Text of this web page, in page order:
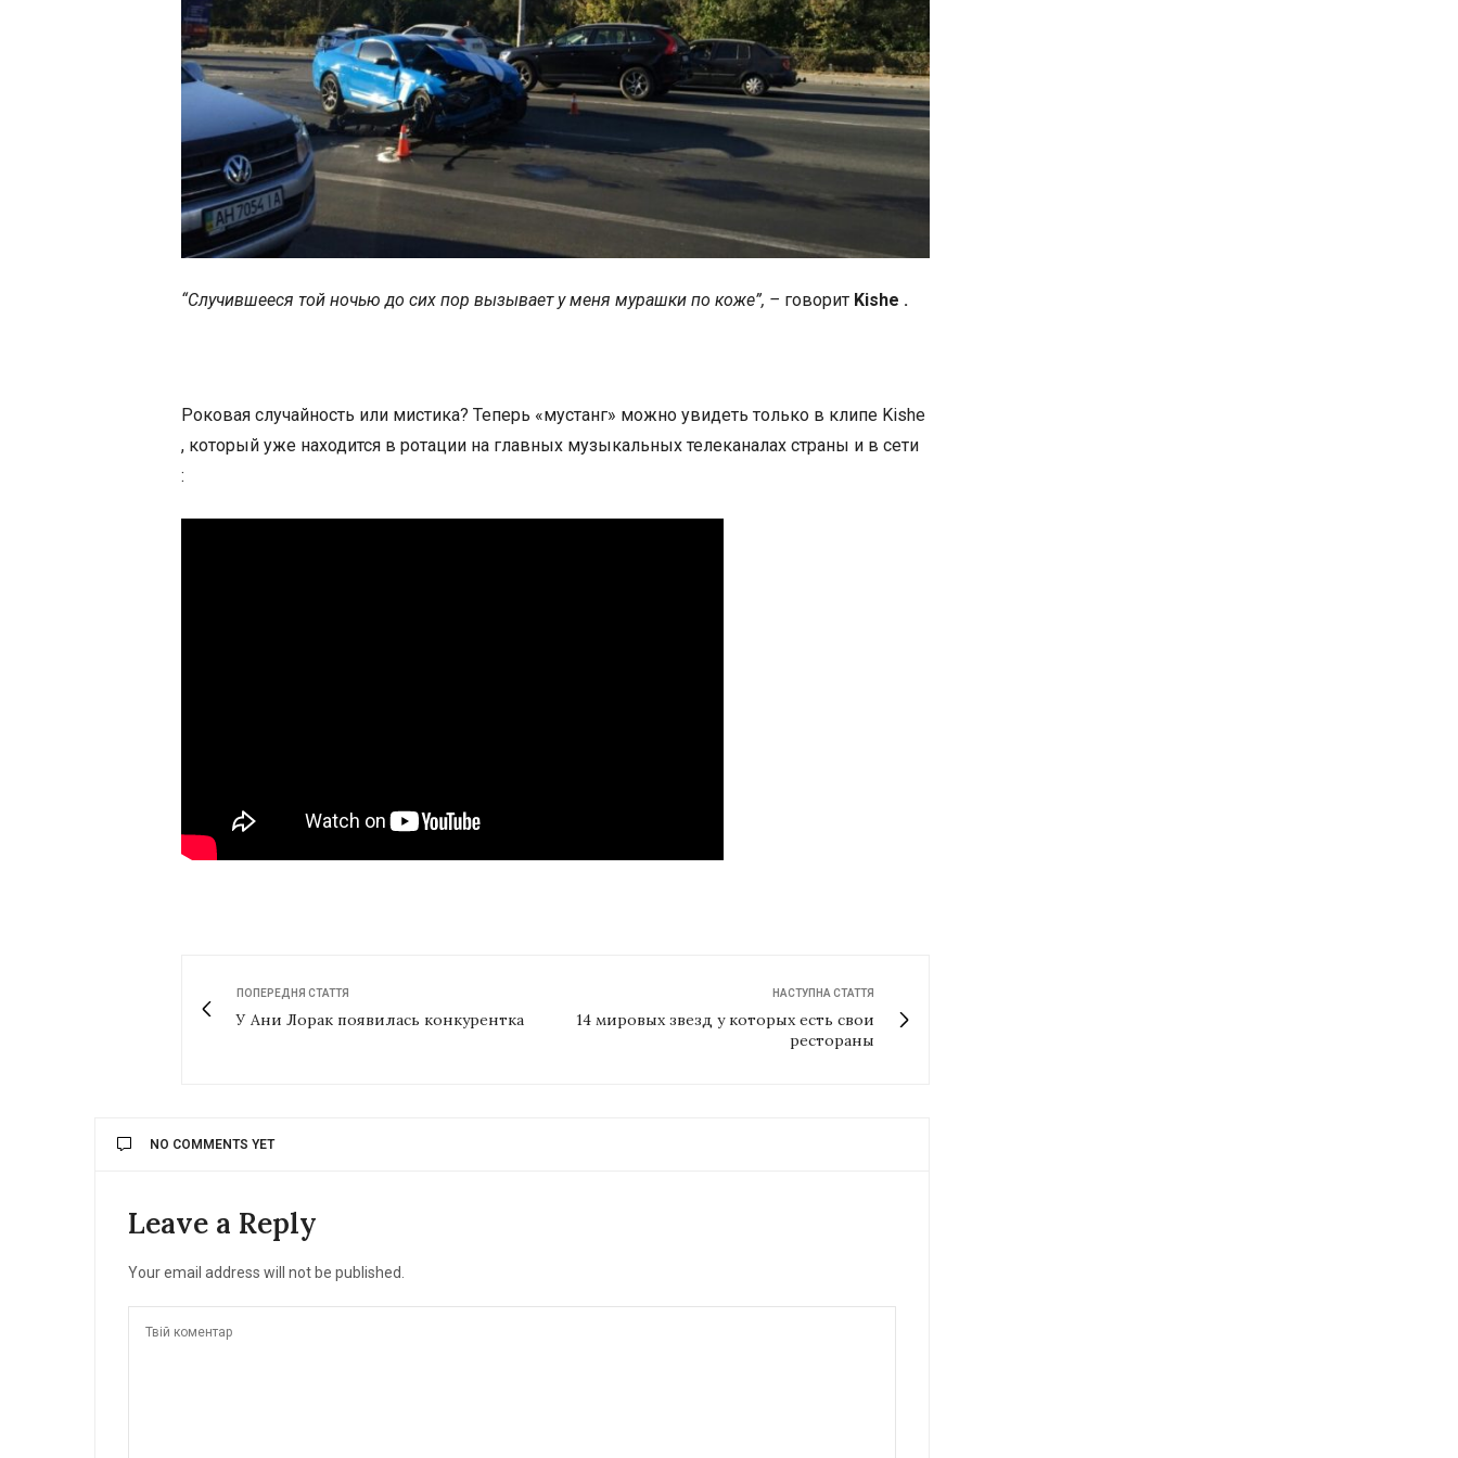
“Случившееся той ночью до сих пор вызывает у меня мурашки по коже”, – говорит Kishe .
Роковая случайность или мистика? Теперь «мустанг» можно увидеть только в клипе Kishe
, который уже находится в ротации на главных музыкальных телеканалах страны и в сети
:
ПОПЕРЕДНЯ СТАТТЯ
У Ани Лорак появилась конкурентка
НАСТУПНА СТАТТЯ
14 мировых звезд у которых есть свои
рестораны
NO COMMENTS YET
Leave a Reply
Your email address will not be published.